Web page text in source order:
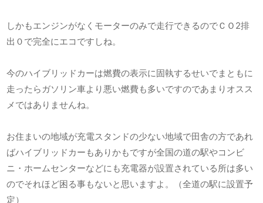
しかもエンジンがなくモーターのみで走行できるのでＣＯ2排
出０で完全にエコですしね。
今のハイブリッドカーは燃費の表示に固執するせいでまともに
走ったらガソリン車より悪い燃費も多いですのであまりオスス
メではありませんね。
お住まいの地域が充電スタンドの少ない地域で田舎の方であれ
ばハイブリッドカーもありかもですが全国の道の駅やコンビ
ニ・ホームセンターなどにも充電器が設置されている所は多い
のでそれほど困る事もないと思いますよ。（全道の駅に設置予
定）